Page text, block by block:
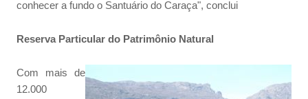
conhecer a fundo o Santuário do Caraça", conclui
Reserva Particular do Patrimônio Natural
Com mais de
12.000